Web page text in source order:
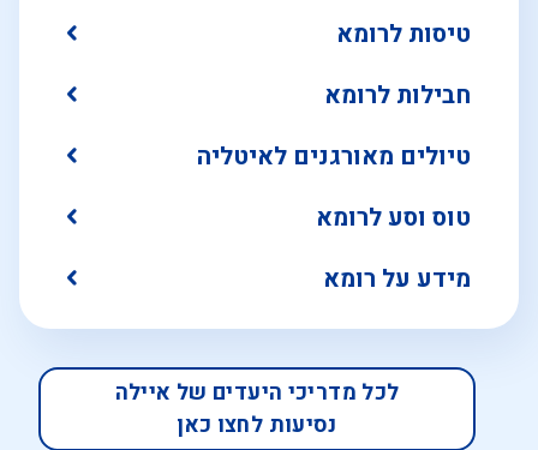
טיסות לרומא
חבילות לרומא
טיולים מאורגנים לאיטליה
טוס וסע לרומא
מידע על רומא
לכל מדריכי היעדים של איילה
נסיעות לחצו כאן